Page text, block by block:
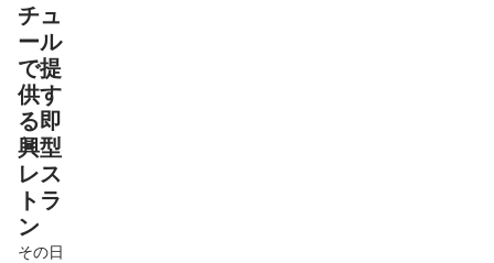
チュ
ール
で提
供す
る即
興型
レス
トラ
ン
その日